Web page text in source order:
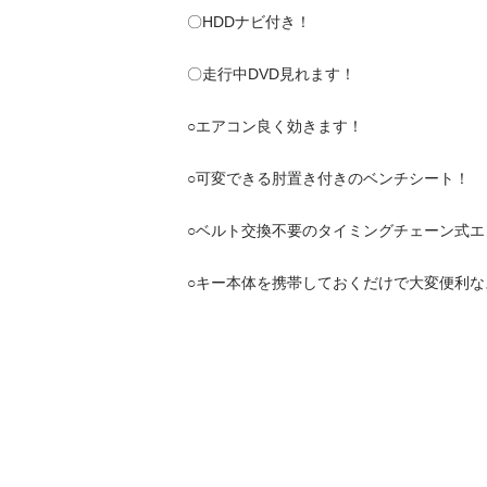
〇HDDナビ付き！
〇走行中DVD見れます！
○エアコン良く効きます！
○可変できる肘置き付きのベンチシート！
○ベルト交換不要のタイミングチェーン式
○キー本体を携帯しておくだけで大変便利な